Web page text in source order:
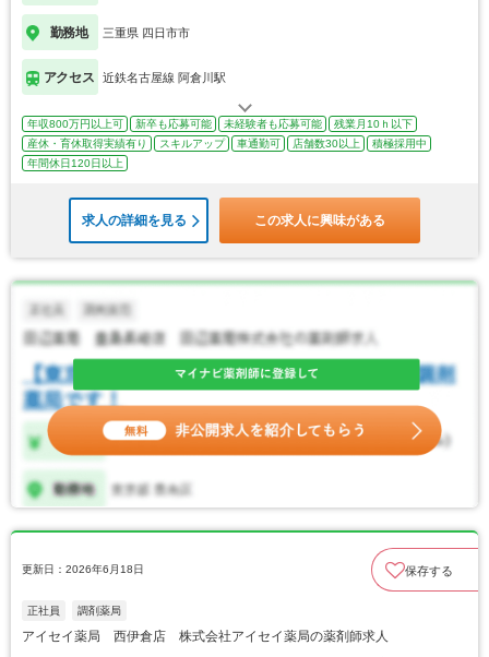
勤務地 三重県 四日市市
アクセス 近鉄名古屋線 阿倉川駅
年収800万円以上可 新卒も応募可能 未経験者も応募可能
残業月10ｈ以下
産休・育休取得実績有り
スキルアップ 車通勤可 店舗数30以上
積極採用中
年間休日120日以上
求人の詳細を見る この求人に興味がある
更新日：2026年6月18日 保存する
正社員 調剤薬局
アイセイ薬局 西伊倉店 株式会社アイセイ薬局の薬剤師求人